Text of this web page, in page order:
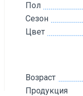
Пол
Сезон
Цвет
Возраст
Продукция